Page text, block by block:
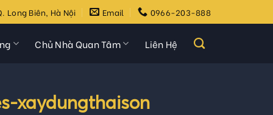
Long Biên, Hà Nội Email 0966-203-888
Chủ Nhà Quan Tâm Liên Hệ
xaydungthaison